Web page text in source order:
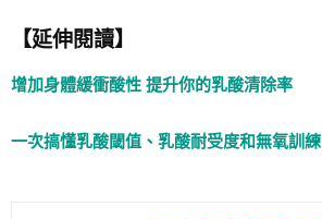
【延伸閱讀】
增加身體緩衝酸性 提升你的乳酸清除率
一次搞懂乳酸閾值、乳酸耐受度和無氧訓練